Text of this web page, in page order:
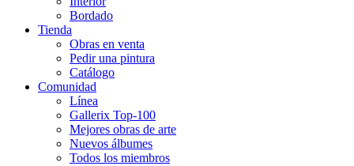
Bordado
Tienda
Obras en venta
Pedir una pintura
Catálogo
Comunidad
Línea
Gallerix Top-100
Mejores obras de arte
Nuevos álbumes
Todos los miembros